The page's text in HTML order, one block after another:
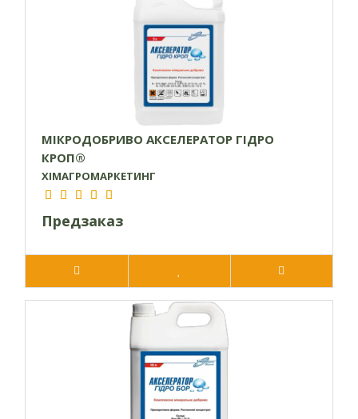
МІКРОДОБРИВО АКСЕЛЕРАТОР ГІДРО
КРОП®
ХІМАГРОМАРКЕТИНГ
Предзаказ